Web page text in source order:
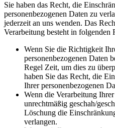
Sie haben das Recht, die
personenbezogenen Daten zu
jederzeit an uns wenden. Das
Verarbeitung besteht in folgenden
Wenn Sie die Richtigkeit
personenbezogenen Daten
Regel Zeit, um dies zu
haben Sie das Recht, die
Ihrer personenbezogenen
Wenn die Verarbeitung
unrechtmäßig geschah/
Löschung die
verlangen.